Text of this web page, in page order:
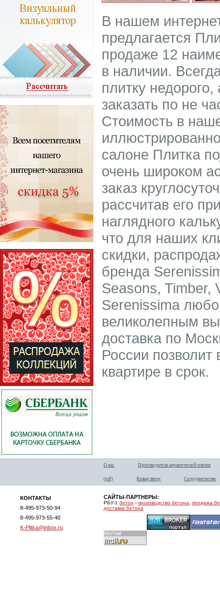
В нашем
предлагается
продаже 12
в наличии.
плитку
заказать по не
Стоимость в
салоне Плитка
очень широком
заказ
рассчитав его
наглядного
что для наших
скидки,
бренда
Seasons, Timber,
Serenissima
великолепным
доставка по
России
квартире в срок.
О нас Производители керамической плитки
(pdf) Калькулятор Сотрудничество
КОНТАКТЫ
8-495-973-50-94
8-495-973-55-40
K-Plitka@inbox.ru
САЙТЫ-ПАРТНЕРЫ:
РБУ-1 бетон - производство бетона
продажа
доставка бетона